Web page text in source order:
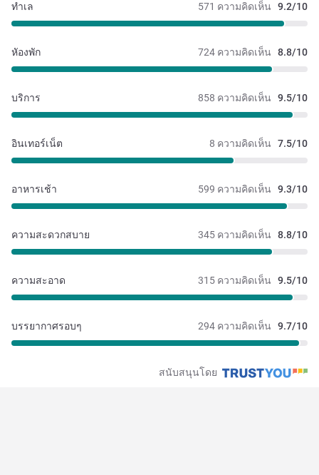
571 ความคิดเห็น 9.2/10
ทำเล
724 ความคิดเห็น 8.8/10
หัองพัก
858 ความคิดเห็น 9.5/10
บริการ
8 ความคิดเห็น 7.5/10
อินเทอร์เน็ต
599 ความคิดเห็น 9.3/10
อาหารเช้า
345 ความคิดเห็น 8.8/10
ความสะดวกสบาย
315 ความคิดเห็น 9.5/10
ความสะอาด
294 ความคิดเห็น 9.7/10
บรรยากาศรอบๆ
สนับสนุนโดย